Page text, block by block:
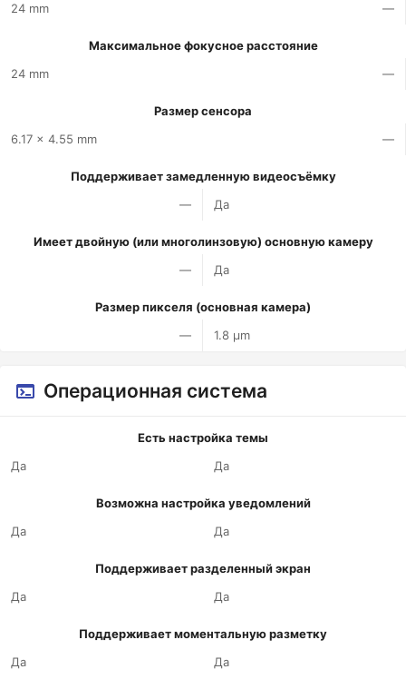
24 mm
—
Максимальное фокусное расстояние
24 mm
—
Размер сенсора
6.17 x 4.55 mm
—
Поддерживает замедленную видеосъёмку
—
Да
Имеет двойную (или многолинзовую) основную камеру
—
Да
Размер пикселя (основная камера)
—
1.8 µm
Операционная система
Есть настройка темы
Да
Да
Возможна настройка уведомлений
Да
Да
Поддерживает разделенный экран
Да
Да
Поддерживает моментальную разметку
Да
Да